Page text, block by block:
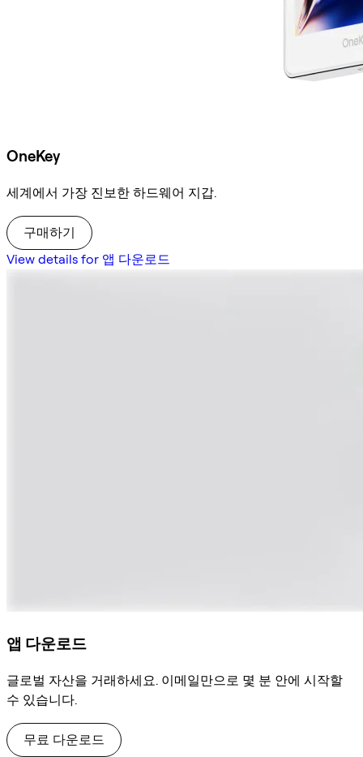
OneKey
세계에서 가장 진보한 하드웨어 지갑.
구매하기
View details for 앱 다운로드
앱 다운로드
글로벌 자산을 거래하세요. 이메일만으로 몇 분 안에 시작할
수 있습니다.
무료 다운로드